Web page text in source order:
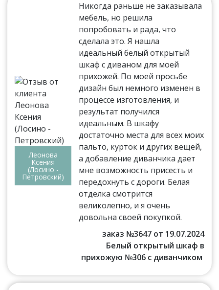
Леонова
Ксения
(Лосино -
Петровский)
Никогда раньше не заказывала
мебель, но решила
попробовать и рада, что
сделала это. Я нашла
идеальный белый открытый
шкаф с диваном для моей
прихожей. По моей просьбе
дизайн был немного изменен в
процессе изготовления, и
результат получился
идеальным. В шкафу
достаточно места для всех моих
пальто, курток и других вещей,
а добавление диванчика дает
мне возможность присесть и
передохнуть с дороги. Белая
отделка смотрится
великолепно, и я очень
довольна своей покупкой.
заказ №3647 от 19.07.2024
Белый открытый шкаф в
прихожую №306 с диванчиком